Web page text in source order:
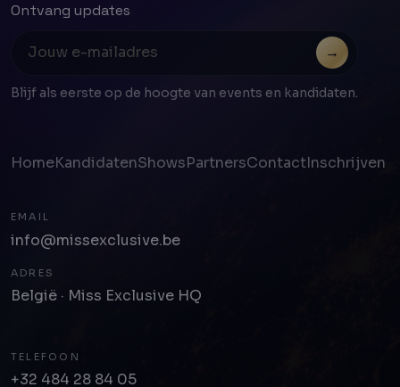
Ontvang updates
→
Blijf als eerste op de hoogte van events en kandidaten.
HomeKandidatenShowsPartnersContactInschrijven
EMAIL
info@missexclusive.be
ADRES
België · Miss Exclusive HQ
TELEFOON
+32 484 28 84 05